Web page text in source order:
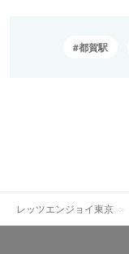
都賀駅
レッツエンジョイ東京